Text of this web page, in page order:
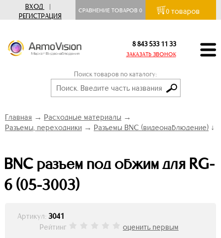
ВХОД
|
РЕГИСТРАЦИЯ
СРАВНЕНИЕ ТОВАРОВ0 0 товаров
8 843 533 11 33
ЗАКАЗАТЬ ЗВОНОК
Поиск товаров по каталогу:
Главная → Расходные материалы →
Разъемы, переходники → Разъемы BNC (видеонаблюдение) ↓
BNC разъем под обжим для RG-
6 (05-3003)
Артикул: 3041
Рейтинг
оценить первым